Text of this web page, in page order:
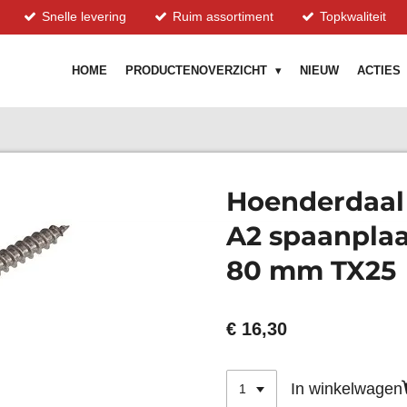
Snelle levering Ruim assortiment Topkwaliteit
HOME PRODUCTENOVERZICHT NIEUW ACTIES
A2
80 mm TX25
€ 16,30
In winkelwagen